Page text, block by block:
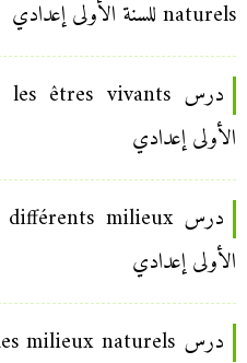
naturels للسنة الأولى إعدادي
الأولى إعدادي
الأولى إعدادي